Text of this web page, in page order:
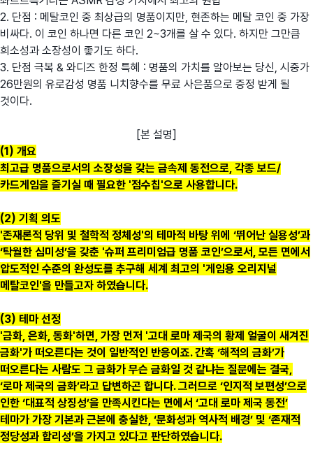
2. 단점 : 메탈코인 중 최상급의 명품이지만, 현존하는 메탈 코인 중 가장
비싸다. 이 코인 하나면 다른 코인 2~3개를 살 수 있다. 하지만 그만큼
희소성과 소장성이 좋기도 하다.
3. 단점 극복 & 와디즈 한정 특혜 : 명품의 가치를 알아보는 당신, 시중가
26만원의 유로감성 명품 니치향수를 무료 사은품으로 증정 받게 될
것이다.
[본 설명]
(1) 개요
최고급 명품으로서의 소장성을 갖는 금속제 동전으로, 각종 보드/
카드게임을 즐기실 때 필요한 '점수칩'으로 사용합니다.
(2) 기획 의도
'존재론적 당위 및 철학적 정체성'의 테마적 바탕 위에 ‘뛰어난 실용성’과
‘탁월한 심미성’을 갖춘 '슈퍼 프리미엄급 명품 코인’으로서, 모든 면에서
압도적인 수준의 완성도를 추구해 세계 최고의 '게임용 오리지널
메탈코인'을 만들고자 하였습니다.
(3) 테마 선정
'금화, 은화, 동화'하면, 가장 먼저 '고대 로마 제국의 황제 얼굴이 새겨진
금화'가 떠오른다는 것이 일반적인 반응이죠. 간혹 ‘해적의 금화’가
떠오른다는 사람도 그 금화가 무슨 금화일 것 같냐는 질문에는 결국,
‘로마 제국의 금화’라고 답변하곤 합니다. 그러므로 ‘인지적 보편성’으로
인한 ‘대표적 상징성’을 만족시킨다는 면에서 ‘고대 로마 제국 동전’
테마가 가장 기본과 근본에 충실한, ‘문화성과 역사적 배경’ 및 ‘존재적
정당성과 합리성’을 가지고 있다고 판단하였습니다.